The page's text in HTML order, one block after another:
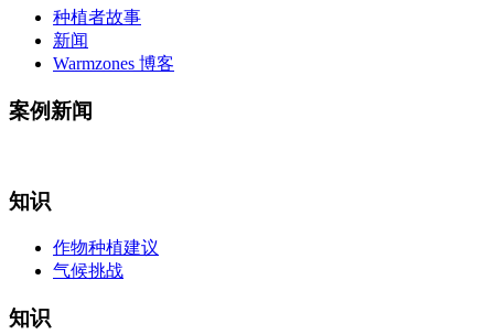
种植者故事
新闻
Warmzones 博客
案例新闻
知识
作物种植建议
气候挑战
知识